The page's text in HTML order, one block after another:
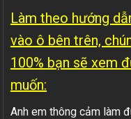
Làm theo hướng
vào ô bên trên,
100% bạn sẽ xem
muốn:
Anh em thông cảm làm